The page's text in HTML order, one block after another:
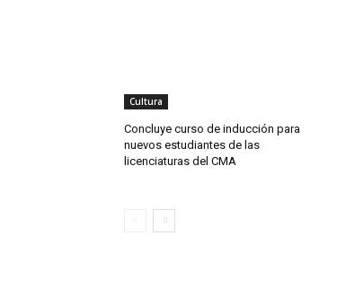
Cultura
Concluye curso de inducción para
nuevos estudiantes de las
licenciaturas del CMA